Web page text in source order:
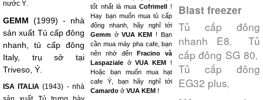
nước Ý.
GEMM (1999) - nhà
sản xuất Tủ cấp đông
nhanh, tủ cấp đông
Italy, trụ sở tại
Triveso, Ý.
ISA ITALIA (1943) - nhà
tốt nhất là muaCofrimell
!
Hay bạn muốn mua tủ cấp
đông nhanh, hãy nghĩ tới
Gemm ởVUA KEM
! Bạn
cần mua máy pha cafe, bạn
nên nhớ đến
Fracino và
Laspaziale ởVUA KEM
!
Hoặc bạn muốn mua hạt
cafe Ý, bạn hãy nghĩ tới
Camardo ởVUA KEM !
Blast freezer
Tủ cấp đông
nhanh E8, Tủ
cấp đông SG 80,
Tủ cấp đông
EG32 plus,